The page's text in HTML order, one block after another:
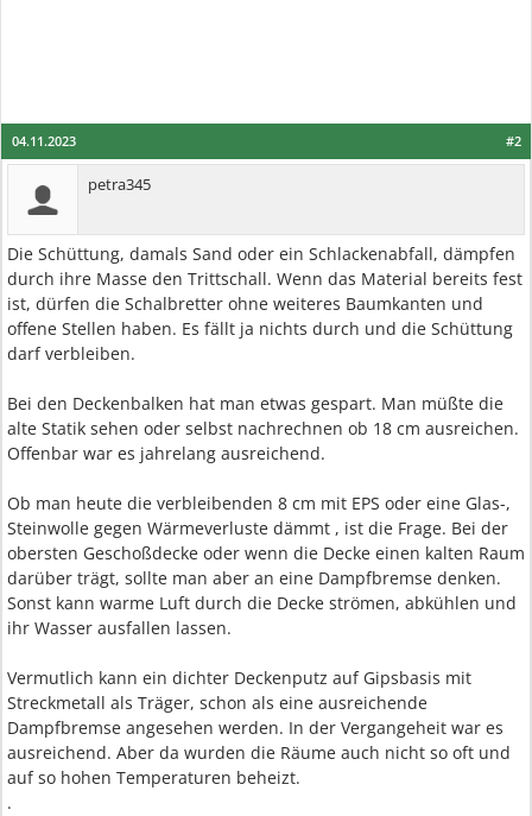
#2
04.11.2023
petra345
Die Schüttung, damals Sand oder ein Schlackenabfall, dämpfen
durch ihre Masse den Trittschall. Wenn das Material bereits fest
ist, dürfen die Schalbretter ohne weiteres Baumkanten und
offene Stellen haben. Es fällt ja nichts durch und die Schüttung
darf verbleiben.
Bei den Deckenbalken hat man etwas gespart. Man müßte die
alte Statik sehen oder selbst nachrechnen ob 18 cm ausreichen.
Offenbar war es jahrelang ausreichend.
Ob man heute die verbleibenden 8 cm mit EPS oder eine Glas-,
Steinwolle gegen Wärmeverluste dämmt , ist die Frage. Bei der
obersten Geschoßdecke oder wenn die Decke einen kalten Raum
darüber trägt, sollte man aber an eine Dampfbremse denken.
Sonst kann warme Luft durch die Decke strömen, abkühlen und
ihr Wasser ausfallen lassen.
Vermutlich kann ein dichter Deckenputz auf Gipsbasis mit
Streckmetall als Träger, schon als eine ausreichende
Dampfbremse angesehen werden. In der Vergangeheit war es
ausreichend. Aber da wurden die Räume auch nicht so oft und
auf so hohen Temperaturen beheizt.
.